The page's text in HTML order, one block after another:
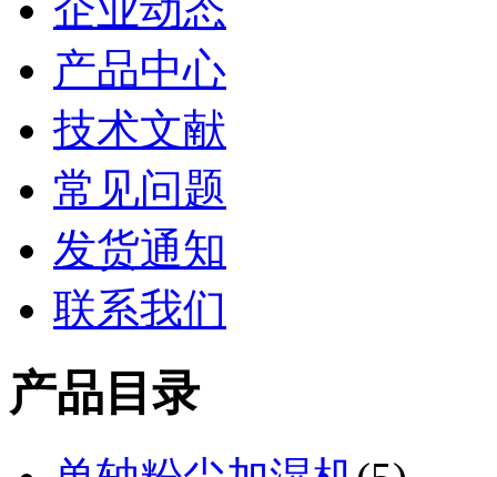
产品中心
技术文献
常见问题
发货通知
联系我们
产品目录